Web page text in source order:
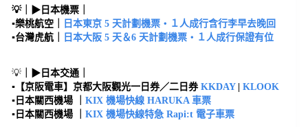
💡｜▶日本機票｜
▪︎樂桃航空｜
日本東京 5 天計劃機票・１人成行含行李早去晚回
▪︎台灣虎航｜
日本大阪 5 天＆6 天計劃機票・１人成行保證有位
💡 ｜▶日本交通｜
▪︎ 【京阪電車】京都大阪觀光一日券／二日券 KKDAY| KLOOK
▪︎日本關西機場 ｜ KIX 機場快線 HARUKA 車票
▪︎日本關西機場 ｜ KIX 機場快線特急 Rapi:t 電子車票